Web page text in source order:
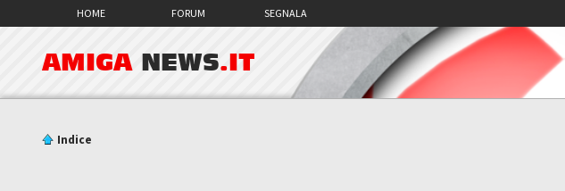
HOME FORUM SEGNALA
AMIGA NEWS.IT
Indice